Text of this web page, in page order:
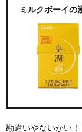
ミルクボーイの
勘違いやないかい！